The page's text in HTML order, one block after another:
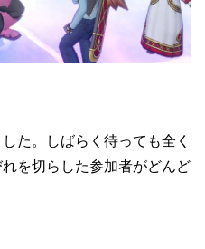
た。しばらく待っても全く
を切らした参加者がどんど